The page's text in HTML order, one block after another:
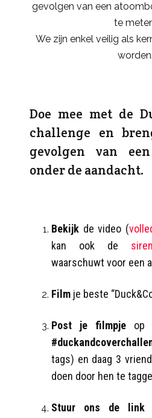
gevolgen van een
te
We zijn enkel veilig als
worden.
Doe mee met de
challenge en
gevolgen van
onder de aandacht.
Bekijk de video (
kan ook de
waarschuwt voor een
Film je beste
Post je filmpje op
tags) en daag 3
doen door hen te
Stuur ons de link